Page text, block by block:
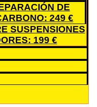
DE
249 €
SUSPENSIONES
199 €